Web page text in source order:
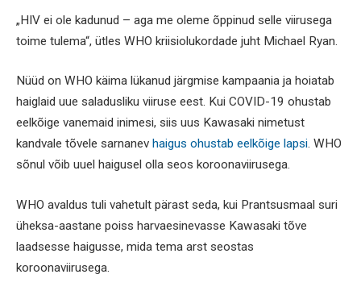
„HIV ei ole kadunud – aga me oleme õppinud selle viirusega
toime tulema“, ütles WHO kriisiolukordade juht Michael Ryan.
Nüüd on WHO käima lükanud järgmise kampaania ja hoiatab
haiglaid uue saladusliku viiruse eest. Kui COVID-19 ohustab
eelkõige vanemaid inimesi, siis uus Kawasaki nimetust
kandvale tõvele sarnanev haigus ohustab eelkõige lapsi. WHO
sõnul võib uuel haigusel olla seos koroonaviirusega.
WHO avaldus tuli vahetult pärast seda, kui Prantsusmaal suri
üheksa-aastane poiss harvaesinevasse Kawasaki tõve
laadsesse haigusse, mida tema arst seostas
koroonaviirusega.